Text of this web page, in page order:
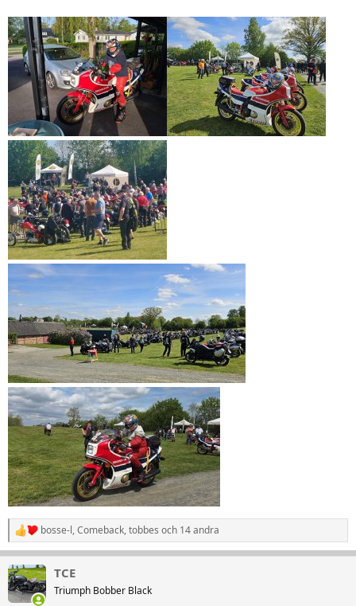
R
e
a
k
t
i
bosse-l,Comeback,tobbes och 14 andra
TCE
Triumph Bobber Black